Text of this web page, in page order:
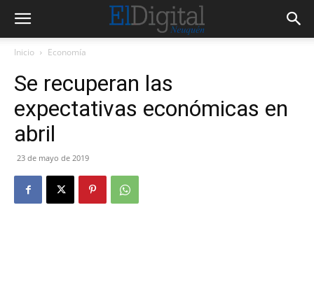
Inicio Economía
Se recuperan las
expectativas económicas en
abril
23 de mayo de 2019